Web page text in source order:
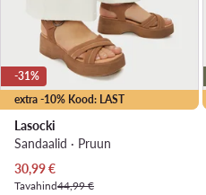
extra -10% Kood: LAST
-31%
Lasocki
Sandaalid · Pruun
Praegune hind
30,99€
Tavahind44,99 €